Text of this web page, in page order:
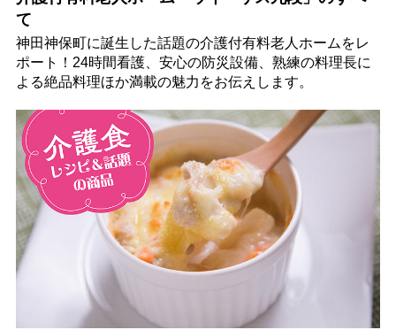
て
神田神保町に誕生した話題の介護付有料老人ホームをレ
ポート！24時間看護、安心の防災設備、熟練の料理長に
よる絶品料理ほか満載の魅力をお伝えします。